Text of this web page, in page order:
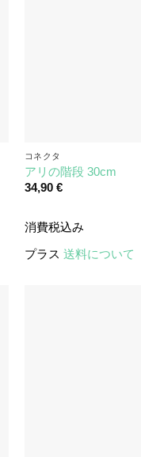
コネクタ
アリの階段 30cm
34,90 €
消費税込み
プラス 送料について